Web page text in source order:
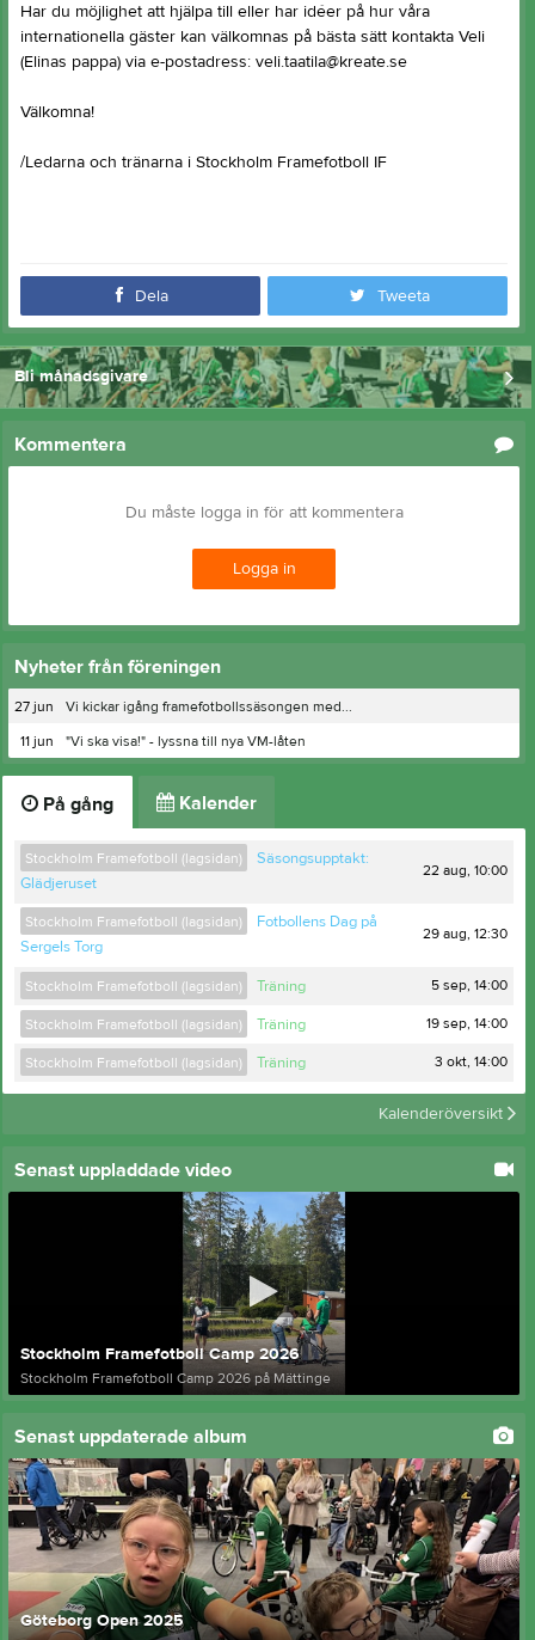
Har du möjlighet att hjälpa till eller har idéer på hur våra
internationella gäster kan välkomnas på bästa sätt kontakta Veli
(Elinas pappa) via e-postadress: veli.taatila@kreate.se
Välkomna!
/Ledarna och tränarna i Stockholm Framefotboll IF
Dela Tweeta
Bli månadsgivare
Kommentera
Du måste logga in för att kommentera
Logga in
Nyheter från föreningen
27 jun
Vi kickar igång framefotbollssäsongen med...
11 jun
"Vi ska visa!" - lyssna till nya VM-låten
På gång Kalender
Stockholm Framefotboll (lagsidan)
Säsongsupptakt:
Glädjeruset
22 aug, 10:00
Stockholm Framefotboll (lagsidan)
Fotbollens Dag på
Sergels Torg
29 aug, 12:30
Stockholm Framefotboll (lagsidan) Träning 5 sep, 14:00
Stockholm Framefotboll (lagsidan) Träning 19 sep, 14:00
Stockholm Framefotboll (lagsidan) Träning 3 okt, 14:00
Kalenderöversikt
Senast uppladdade video
Stockholm Framefotboll Camp 2026
Stockholm Framefotboll Camp 2026 på Mättinge
Senast uppdaterade album
Göteborg Open 2025